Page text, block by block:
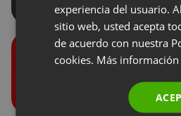
experiencia del usuario.
sitio web, usted acepta
de acuerdo con nuestra
cookies. Más información